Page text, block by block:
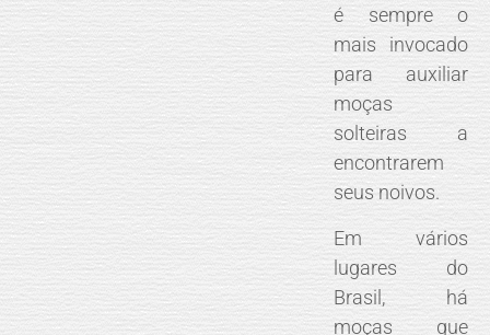
é sempre o
mais invocado
para auxiliar
moças
solteiras a
encontrarem
seus noivos.
Em vários
lugares do
Brasil, há
moças que